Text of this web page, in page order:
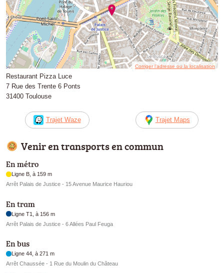
Corriger l’adresse ou la localisation
Restaurant Pizza Luce
7 Rue des Trente 6 Ponts
31400 Toulouse
Trajet Waze Trajet Maps
Venir en transports en commun
En métro
Ligne B, à 159 m
Arrêt Palais de Justice - 15 Avenue Maurice Hauriou
En tram
Ligne T1, à 156 m
Arrêt Palais de Justice - 6 Allées Paul Feuga
En bus
Ligne 44, à 271 m
Arrêt Chaussée - 1 Rue du Moulin du Château